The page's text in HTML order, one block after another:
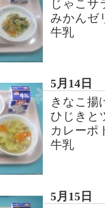
じゃこサ
みかんゼ
牛乳
5月14日
きなこ揚
ひじきと
カレーポ
牛乳
5月15日